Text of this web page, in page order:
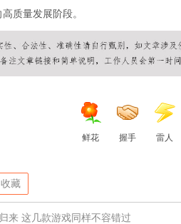
质量发展阶段。
鲜花 握手 雷人
收藏
来 这几款游戏同样不容错过